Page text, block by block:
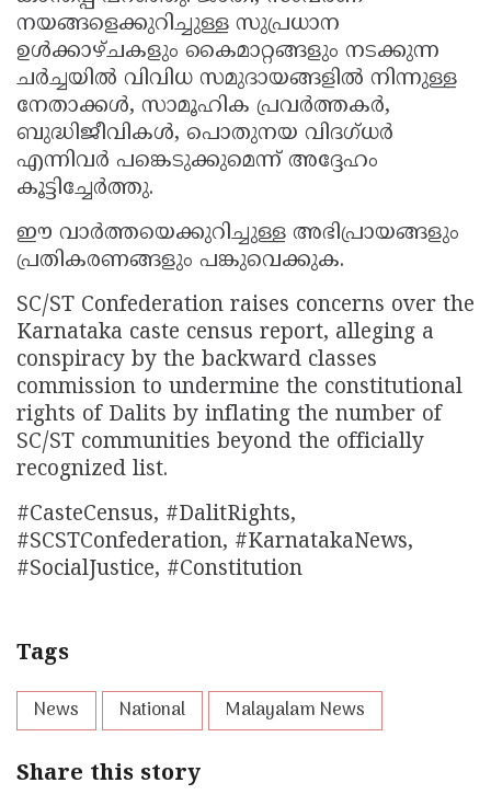
നയങ്ങളെക്കുറിച്ചുള്ള സുപ്രധാന
ഉൾക്കാഴ്ചകളും കൈമാറ്റങ്ങളും നടക്കുന്ന
ചർച്ചയിൽ വിവിധ സമുദായങ്ങളിൽ നിന്നുള്ള
നേതാക്കൾ, സാമൂഹിക പ്രവർത്തകർ,
ബുദ്ധിജീവികൾ, പൊതുനയ വിദഗ്ധർ
എന്നിവർ പങ്കെടുക്കുമെന്ന് അദ്ദേഹം
കൂട്ടിച്ചേർത്തു.
ഈ വാർത്തയെക്കുറിച്ചുള്ള അഭിപ്രായങ്ങളും
പ്രതികരണങ്ങളും പങ്കുവെക്കുക.
SC/ST Confederation raises concerns over the
Karnataka caste census report, alleging a
conspiracy by the backward classes
commission to undermine the constitutional
rights of Dalits by inflating the number of
SC/ST communities beyond the officially
recognized list.
#CasteCensus, #DalitRights,
#SCSTConfederation, #KarnatakaNews,
#SocialJustice, #Constitution
Tags
News National Malayalam News
Share this story